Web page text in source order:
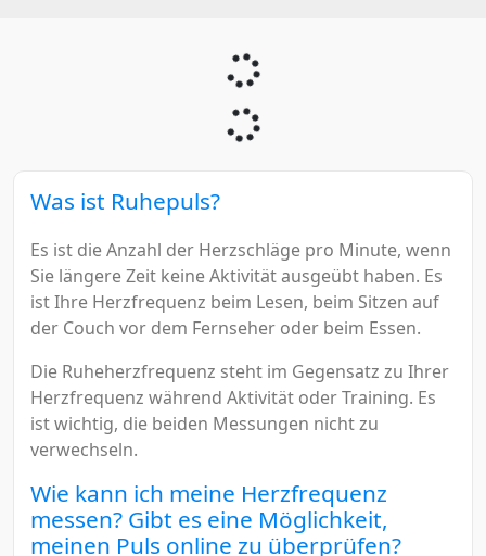
Was ist Ruhepuls?
Es ist die Anzahl der Herzschläge pro Minute, wenn
Sie längere Zeit keine Aktivität ausgeübt haben. Es
ist Ihre Herzfrequenz beim Lesen, beim Sitzen auf
der Couch vor dem Fernseher oder beim Essen.
Die Ruheherzfrequenz steht im Gegensatz zu Ihrer
Herzfrequenz während Aktivität oder Training. Es
ist wichtig, die beiden Messungen nicht zu
verwechseln.
Wie kann ich meine Herzfrequenz
messen? Gibt es eine Möglichkeit,
meinen Puls online zu überprüfen?